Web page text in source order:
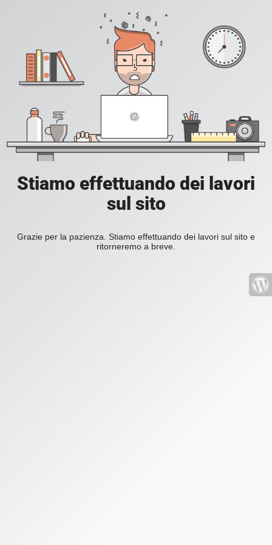
Stiamo effettuando dei lavori
sul sito
Grazie per la pazienza. Stiamo effettuando dei lavori sul sito e
ritorneremo a breve.